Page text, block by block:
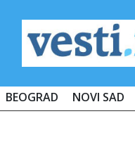
BEOGRAD NOVI SAD